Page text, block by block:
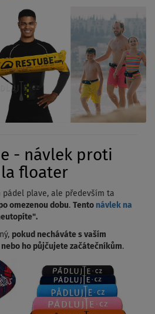
- návlek proti
floater
plave, ale především ta
omezenou dobu. Tento návlek na
pokud necháváte s vaším
ho půjčujete začátečníkům.